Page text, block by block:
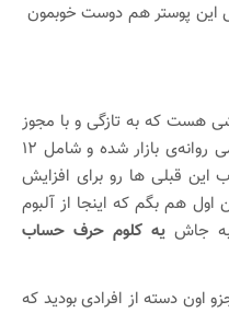
این پوستر هم دوست خوبمون
هست که به تازگی و با مجوز
رسمی از وزارت فرهنگ و ارشاد اسلامی روانه‌ی بازار شده و شامل ۱۲
این قبلی ها رو برای افزایش
هم بگم که اینجا از آلبوم
به جاش یه کلوم حرف حساب
اون دسته از افرادی بودید که